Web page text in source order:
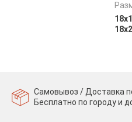
Самовывоз / Доставка
Бесплатно по городу и